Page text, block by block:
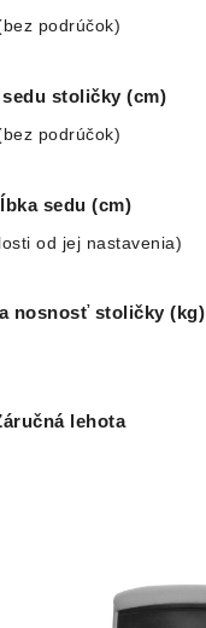
podrúčok)
stoličky (cm)
podrúčok)
sedu (cm)
od jej nastavenia)
nosnosť stoličky (kg)
lehota